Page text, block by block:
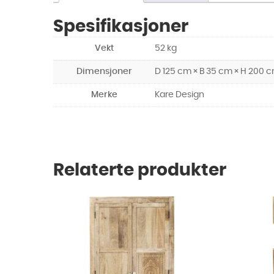
Spesifikasjoner
Vekt 52 kg
Dimensjoner D 125 cm × B 35 cm × H 200
Merke Kare Design
Relaterte produkter